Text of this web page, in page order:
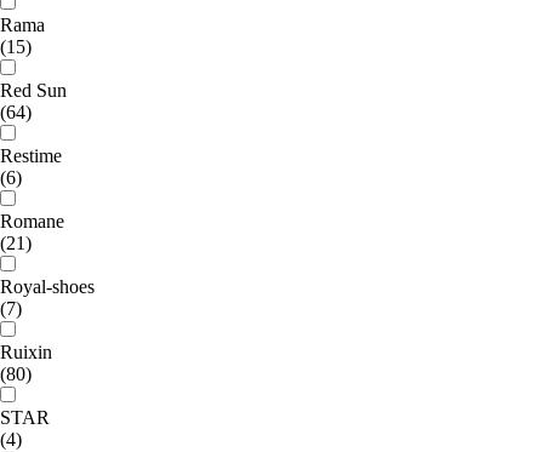
Rama
(15)
Red Sun
(64)
Restime
(6)
Romane
(21)
Royal-shoes
(7)
Ruixin
(80)
STAR
(4)